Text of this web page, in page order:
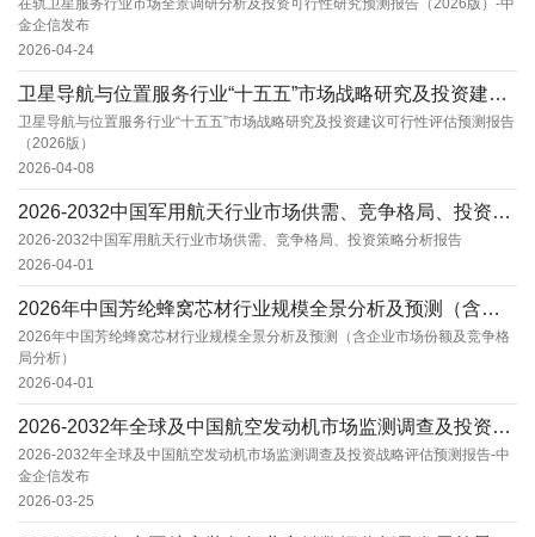
在轨卫星服务行业市场全景调研分析及投资可行性研究预测报告（2026版）-中
金企信发布
2026-04-24
卫星导航与位置服务行业“十五五”市场战略研究及投资建议可行性评估预测报告（2026版）
卫星导航与位置服务行业“十五五”市场战略研究及投资建议可行性评估预测报告
（2026版）
2026-04-08
2026-2032中国军用航天行业市场供需、竞争格局、投资策略分析报告
2026-2032中国军用航天行业市场供需、竞争格局、投资策略分析报告
2026-04-01
2026年中国芳纶蜂窝芯材行业规模全景分析及预测（含企业市场份额及竞争格局分析）
2026年中国芳纶蜂窝芯材行业规模全景分析及预测（含企业市场份额及竞争格
局分析）
2026-04-01
2026-2032年全球及中国航空发动机市场监测调查及投资战略评估预测报告-中金企信发布
2026-2032年全球及中国航空发动机市场监测调查及投资战略评估预测报告-中
金企信发布
2026-03-25